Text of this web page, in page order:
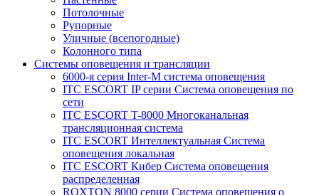
Потолочные
Рупорные
Уличные (всепогодные)
Колонного типа
Системы оповещения и трансляции
6000-я серия Inter-M система оповещения
ITC ESCORT IP серии Система оповещения по
сети
ITC ESCORT T-8000 Многоканальная
трансляционная система
ITC ESCORT Интеллектуальная Система
оповещения локальная
ITC ESCORT Кибер Система оповещения
распределенная
ROXTON 8000 серии Система оповещения о